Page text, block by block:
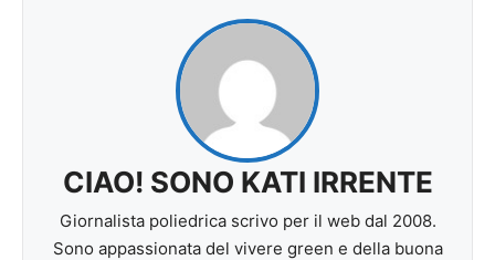
CIAO! SONO KATI IRRENTE
Giornalista poliedrica scrivo per il web dal 2008.
Sono appassionata del vivere green e della buona